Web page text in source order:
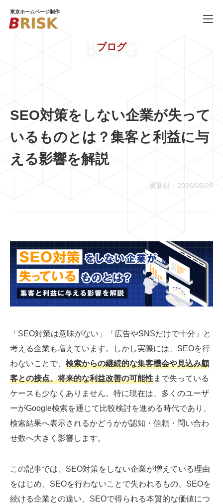
東京ホームページ制作
BLOG ブログ
03-6659-5220
よくあるご質問 プライバシーポリシー
ブログ
BLOG
SEO対策をしない企業が失って
いるものとは？集客と利益に与
える影響を解説
更新日：2026/05/29
「SEO対策は意味がない」「広告やSNSだけで十分」と
考える企業も増えています。しかし実際には、SEOを行
わないことで、 検索からの継続的な集客機会や見込み顧
客との接点、将来的な利益改善の可能性まで失っている
ケースも少なくありません。特に現在は、多くのユーザ
ーがGoogle検索を通じて比較検討を進める時代であり、
検索結果へ表示されるかどうかが認知・信頼・問い合わ
せ数へ大きく影響します。
この記事では、SEO対策をしない企業が増えている理由
をはじめ、SEOを行わないことで失われるもの、SEOを
続ける企業との違い、SEOで得られる本質的な価値につ